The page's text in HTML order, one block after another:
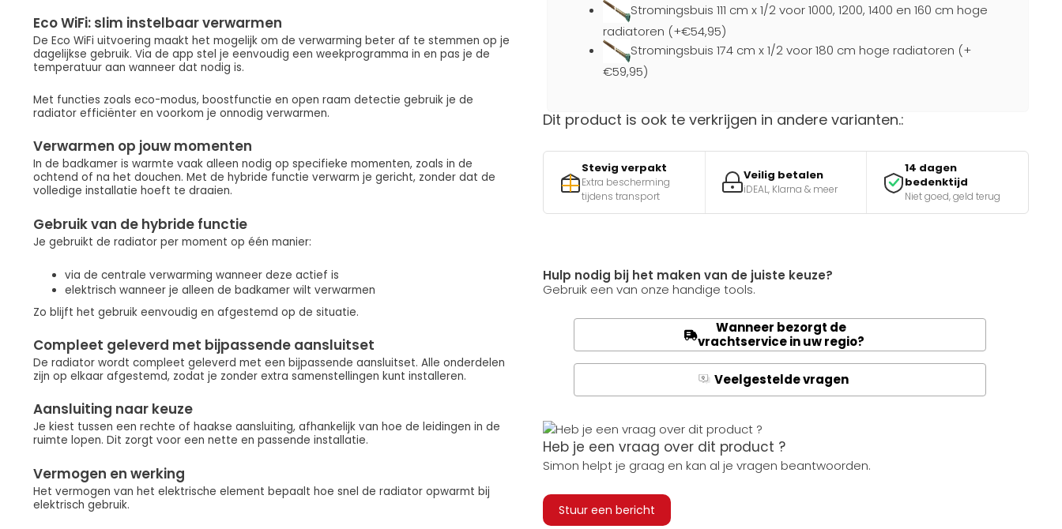
Eco WiFi: slim instelbaar verwarmen
De Eco WiFi uitvoering maakt het mogelijk om de verwarming beter af te stemmen op je
dagelijkse gebruik. Via de app stel je eenvoudig een weekprogramma in en pas je de
temperatuur aan wanneer dat nodig is.
Met functies zoals eco-modus, boostfunctie en open raam detectie gebruik je de
radiator efficiënter en voorkom je onnodig verwarmen.
Verwarmen op jouw momenten
In de badkamer is warmte vaak alleen nodig op specifieke momenten, zoals in de
ochtend of na het douchen. Met de hybride functie verwarm je gericht, zonder dat de
volledige installatie hoeft te draaien.
Gebruik van de hybride functie
Je gebruikt de radiator per moment op één manier:
via de centrale verwarming wanneer deze actief is
elektrisch wanneer je alleen de badkamer wilt verwarmen
Zo blijft het gebruik eenvoudig en afgestemd op de situatie.
Compleet geleverd met bijpassende aansluitset
De radiator wordt compleet geleverd met een bijpassende aansluitset. Alle onderdelen
zijn op elkaar afgestemd, zodat je zonder extra samenstellingen kunt installeren.
Aansluiting naar keuze
Je kiest tussen een rechte of haakse aansluiting, afhankelijk van hoe de leidingen in de
ruimte lopen. Dit zorgt voor een nette en passende installatie.
Vermogen en werking
Het vermogen van het elektrische element bepaalt hoe snel de radiator opwarmt bij
elektrisch gebruik.
Stromingsbuis 111 cm x 1/2 voor 1000, 1200, 1400 en 160 cm hoge
radiatoren (+€54,95)
Stromingsbuis 174 cm x 1/2 voor 180 cm hoge radiatoren (+
€59,95)
Dit product is ook te verkrijgen in andere varianten.:
Stevig verpakt
Extra bescherming
tijdens transport
Veilig betalen
iDEAL, Klarna & meer
14 dagen
bedenktijd
Niet goed, geld terug
Hulp nodig bij het maken van de juiste keuze?
Gebruik een van onze handige tools.
Wanneer bezorgt de
vrachtservice in uw regio?
Q Veelgestelde vragen
Heb je een vraag over dit product ?
Simon helpt je graag en kan al je vragen beantwoorden.
Stuur een bericht